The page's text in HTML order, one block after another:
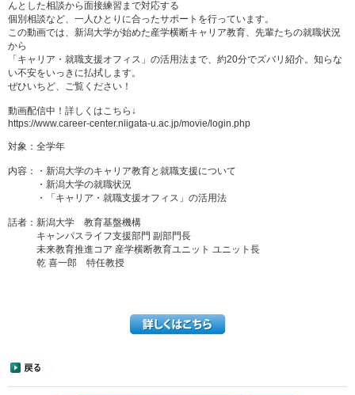
んとした相談から面接練習まで対応する
個別相談など、一人ひとりに合ったサポートを行っています。
この動画では、新潟大学が始めた産学横断キャリア教育、先輩たちの就職状況
から
「キャリア・就職支援オフィス」の活用法まで、約20分でズバリ紹介。知らな
い不安をいっきに払拭します。
ぜひいちど、ご覧ください！
動画配信中！詳しくはこちら↓
https://www.career-center.niigata-u.ac.jp/movie/login.php
対象：全学年
内容：・新潟大学のキャリア教育と就職支援について
・新潟大学の就職状況
・「キャリア・就職支援オフィス」の活用法
話者：新潟大学 教育基盤機構
キャンパスライフ支援部門 副部門長
未来教育推進コア 産学横断教育ユニット ユニット長
乾 喜一郎 特任教授